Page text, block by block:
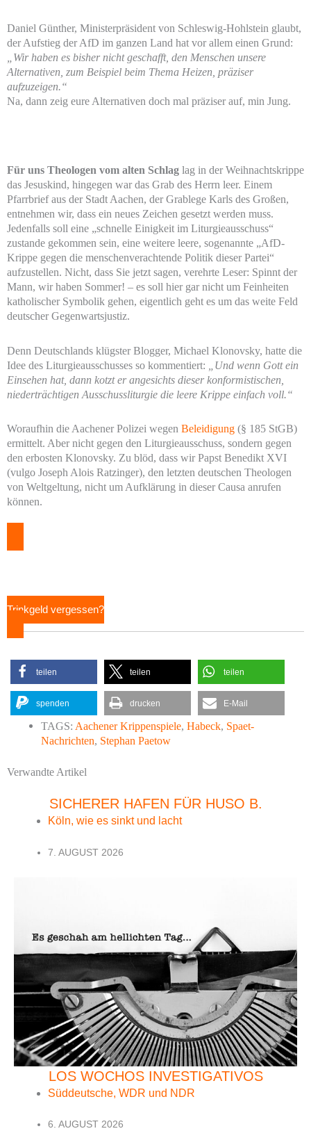
Daniel Günther, Ministerpräsident von Schleswig-Hohlstein glaubt,
der Aufstieg der AfD im ganzen Land hat vor allem einen Grund:
„Wir haben es bisher nicht geschafft, den Menschen unsere
Alternativen, zum Beispiel beim Thema Heizen, präziser
aufzuzeigen.“
Na, dann zeig eure Alternativen doch mal präziser auf, min Jung.
Für uns Theologen vom alten Schlag lag in der Weihnachtskrippe
das Jesuskind, hingegen war das Grab des Herrn leer. Einem
Pfarrbrief aus der Stadt Aachen, der Grablege Karls des Großen,
entnehmen wir, dass ein neues Zeichen gesetzt werden muss.
Jedenfalls soll eine „schnelle Einigkeit im Liturgieausschuss“
zustande gekommen sein, eine weitere leere, sogenannte „AfD-
Krippe gegen die menschenverachtende Politik dieser Partei“
aufzustellen. Nicht, dass Sie jetzt sagen, verehrte Leser: Spinnt der
Mann, wir haben Sommer! – es soll hier gar nicht um Feinheiten
katholischer Symbolik gehen, eigentlich geht es um das weite Feld
deutscher Gegenwartsjustiz.
Denn Deutschlands klügster Blogger, Michael Klonovsky, hatte die
Idee des Liturgieausschusses so kommentiert:
„Und wenn Gott ein
Einsehen hat, dann kotzt er angesichts dieser konformistischen,
niederträchtigen Ausschussliturgie die leere Krippe einfach voll.“
Woraufhin die Aachener Polizei wegen Beleidigung (§ 185 StGB)
ermittelt. Aber nicht gegen den Liturgieausschuss, sondern gegen
den erbosten Klonovsky. Zu blöd, dass wir Papst Benedikt XVI
(vulgo Joseph Alois Ratzinger), den letzten deutschen Theologen
von Weltgeltung, nicht um Aufklärung in dieser Causa anrufen
können.
Trinkgeld vergessen?
teilen teilen teilen
spenden drucken E-Mail
TAGS: Aachener Krippenspiele,Habeck, Spaet-
Nachrichten, Stephan Paetow
Verwandte Artikel
SICHERER HAFEN FÜR HUSO B.
Köln, wie es sinkt und lacht
7. AUGUST 2026
LOS WOCHOS INVESTIGATIVOS
Süddeutsche, WDR und NDR
6. AUGUST 2026